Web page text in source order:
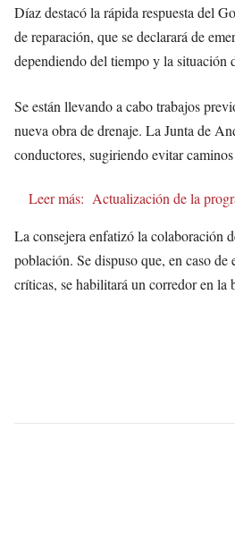
Díaz destacó la rápida respuesta del
de reparación, que se declarará de
dependiendo del tiempo y la situación
Se están llevando a cabo trabajos
nueva obra de drenaje. La Junta de
conductores, sugiriendo evitar
Leer más: Actualización de la
La consejera enfatizó la colaboración
población. Se dispuso que, en caso
críticas, se habilitará un corredor en la